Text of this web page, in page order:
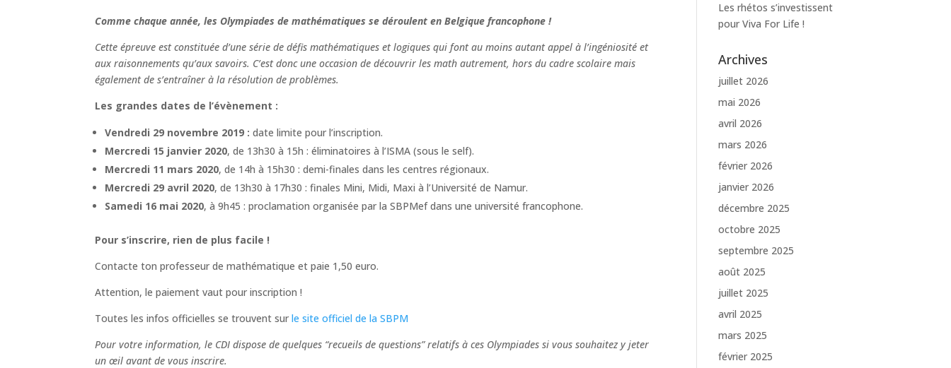
Comme chaque année, les Olympiades de mathématiques se déroulent en Belgique francophone !
Cette épreuve est constituée d’une série de défis mathématiques et logiques qui font au moins autant appel à l’ingéniosité et
aux raisonnements qu’aux savoirs. C’est donc une occasion de découvrir les math autrement, hors du cadre scolaire mais
également de s’entraîner à la résolution de problèmes.
Les grandes dates de l’évènement :
Vendredi 29 novembre 2019 : date limite pour l’inscription.
Mercredi 15 janvier 2020, de 13h30 à 15h : éliminatoires à l’ISMA (sous le self).
Mercredi 11 mars 2020, de 14h à 15h30 : demi-finales dans les centres régionaux.
Mercredi 29 avril 2020, de 13h30 à 17h30 : finales Mini, Midi, Maxi à l’Université de Namur.
Samedi 16 mai 2020, à 9h45 : proclamation organisée par la SBPMef dans une université francophone.
Pour s’inscrire, rien de plus facile !
Contacte ton professeur de mathématique et paie 1,50 euro.
Attention, le paiement vaut pour inscription !
Toutes les infos officielles se trouvent surle site officiel de la SBPM
Pour votre information, le CDI dispose de quelques “recueils de questions” relatifs à ces Olympiades si vous souhaitez y jeter
un œil avant de vous inscrire.
Les rhétos s’investissent
pour Viva For Life !
Archives
juillet 2026
mai 2026
avril 2026
mars 2026
février 2026
janvier 2026
décembre 2025
octobre 2025
septembre 2025
août 2025
juillet 2025
avril 2025
mars 2025
février 2025